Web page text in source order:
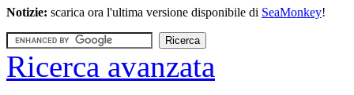
Notizie: scarica ora l'ultima versione disponibile di SeaMonkey!
Ricerca avanzata